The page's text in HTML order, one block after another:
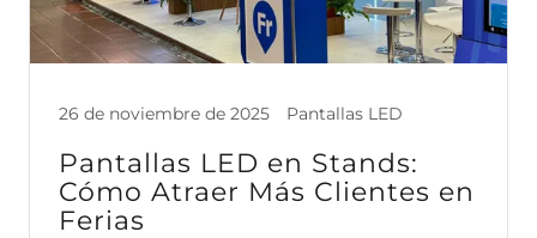
26 de noviembre de 2025 Pantallas LED
Pantallas LED en Stands:
Cómo Atraer Más Clientes en
Ferias